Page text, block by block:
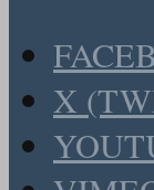
X